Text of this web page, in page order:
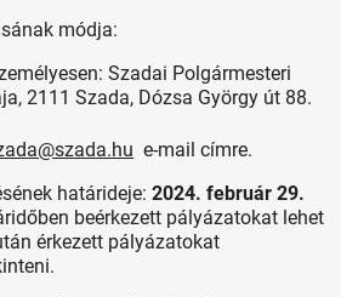
módja:
Szadai Polgármesteri
2111 Szada, Dózsa György út 88.
e-mail címre.
határideje:2024. február 29.
beérkezett pályázatokat lehet
érkezett pályázatokat